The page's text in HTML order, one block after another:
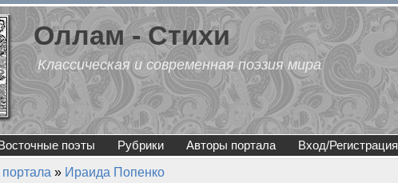
Оллам - Стихи
Классическая и современная поэзия мира
поэты Рубрики Авторы портала Вход/Регистрация
» Ираида Попенко